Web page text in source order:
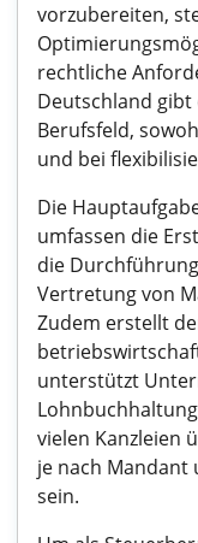
vorzubereiten,
rechtliche
Deutschland gibt
Berufsfeld,
und bei
Die
umfassen die
die
Vertretung von
Zudem erstellt
unterstützt
vielen Kanzleien
je nach Mandant
sein.